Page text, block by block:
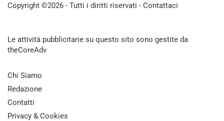
Copyright ©2026 - Tutti i diritti riservati - Contattaci
Le attività pubblicitarie su questo sito sono gestite da
theCoreAdv
Chi Siamo
Redazione
Contatti
Privacy & Cookies